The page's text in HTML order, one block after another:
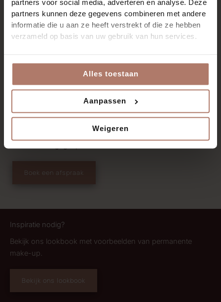
partners voor social media, adverteren en analyse. Deze
partners kunnen deze gegevens combineren met andere
informatie die u aan ze heeft verstrekt of die ze hebben
verzameld op basis van uw gebruik van hun services.
Alles toestaan
Aanpassen
Weigeren
ACCENTUEER JOUW SCHOONHEID
Maak een afspraak voor permanente make-up in den
Wil je permanente make-up laten aanbrengen? Zoek je een
zoek naar meer informatie over PMU Elegance?
Bel dan nu 079 785 4690 voor het maken van een
afspraak of neem contact op voor een gratis
Boek een afspraak
Inspiratie nodig?
Bekijk ons lookbook met voorbeelden van permanente
make-up.
Bekijk ons lookbook